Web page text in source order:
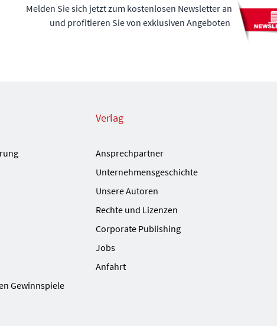
Melden Sie sich jetzt zum kostenlosen Newsletter an
und profitieren Sie von exklusiven Angeboten
Gewinnspiele
Verlag
Ansprechpartner
Unternehmensgeschichte
Unsere Autoren
Rechte und Lizenzen
Corporate Publishing
Jobs
Anfahrt